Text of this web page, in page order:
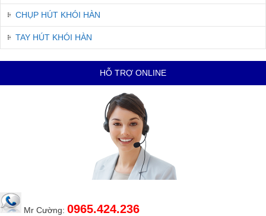
CHỤP HÚT KHÓI HÀN
TAY HÚT KHÓI HÀN
HỖ TRỢ ONLINE
Mr Cường: 0965.424.236